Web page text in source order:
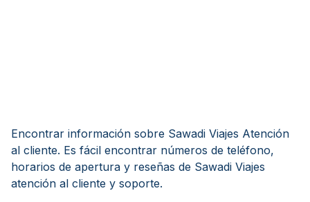
Encontrar información sobre Sawadi Viajes Atención
al cliente. Es fácil encontrar números de teléfono,
horarios de apertura y reseñas de Sawadi Viajes
atención al cliente y soporte.